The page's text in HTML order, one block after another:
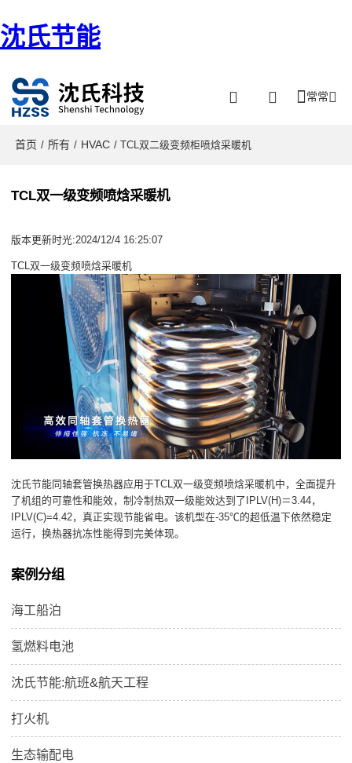
沈氏节能
常常
首页 / 所有 / HVAC / TCL双二级变频柜喷焓采暖机
TCL双一级变频喷焓采暖机
版本更新时光:2024/12/4 16:25:07
TCL双一级变频喷焓采暖机
沈氏节能同轴套管换热器应用于TCL双一级变频喷焓采暖机中，全面提升
了机组的可靠性和能效，制冷制热双一级能效达到了IPLV(H)＝3.44，
IPLV(C)=4.42，真正实现节能省电。该机型在-35℃的超低温下依然稳定
运行，换热器抗冻性能得到完美体现。
案例分组
海工船泊
氢燃料电池
沈氏节能:航班&航天工程
打火机
生态输配电